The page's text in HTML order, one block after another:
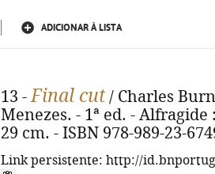
ADICIONAR À LISTA
13 -Final cut/ Charles
Menezes. - 1ª ed. -
29 cm. - ISBN 978-989-23-
Link persistente: http://